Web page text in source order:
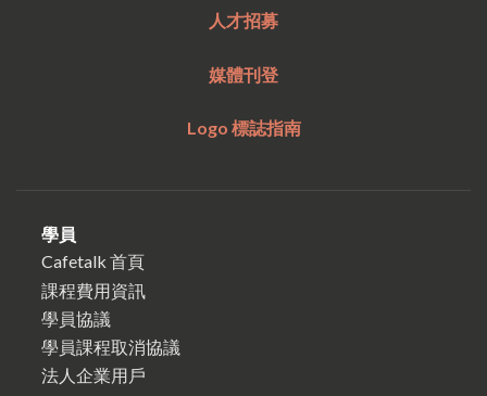
人才招募
媒體刊登
Logo 標誌指南
學員
Cafetalk 首頁
課程費用資訊
學員協議
學員課程取消協議
法人企業用戶